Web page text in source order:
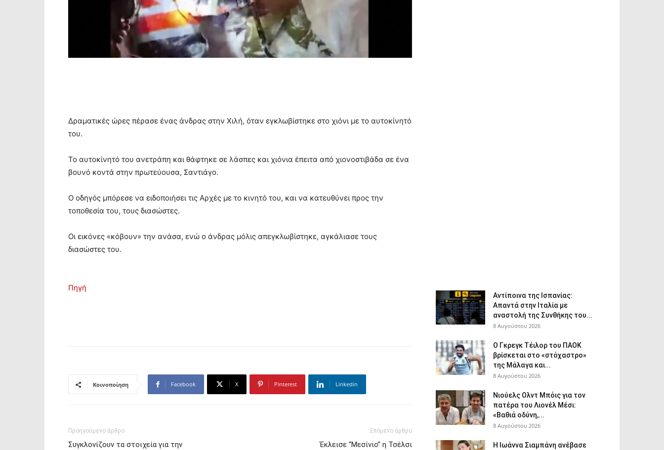
Δραματικές ώρες πέρασε ένας άνδρας στην Χιλή, όταν εγκλωβίστηκε στο χιόνι με το αυτοκίνητό
του.
Το αυτοκίνητό του ανετράπη και θάφτηκε σε λάσπες και χιόνια έπειτα από χιονοστιβάδα σε ένα
βουνό κοντά στην πρωτεύουσα, Σαντιάγο.
Ο οδηγός μπόρεσε να ειδοποιήσει τις Αρχές με το κινητό του, και να κατευθύνει προς την
τοποθεσία του, τους διασώστες.
Οι εικόνες «κόβουν» την ανάσα, ενώ ο άνδρας μόλις απεγκλωβίστηκε, αγκάλιασε τους
διασώστες του.
Πηγή
Κοινοποίηση Facebook X Pinterest Linkedin
Προηγούμενο άρθρο
Συγκλονίζουν τα στοιχεία για την
Επόμενο άρθρο
Έκλεισε “Μεσίνιο” η Τσέλσι
Αντίποινα της Ισπανίας:
Απαντά στην Ιταλία με
αναστολή της Συνθήκης του...
8 Αυγούστου 2026
Ο Γκρεγκ Τέιλορ του ΠΑΟΚ
βρίσκεται στο «στόχαστρο»
της Μάλαγα και...
8 Αυγούστου 2026
Νιούελς Ολντ Μπόις για τον
πατέρα του Λιονέλ Μέσι:
«Βαθιά οδύνη,...
8 Αυγούστου 2026
H Ιωάννα Σιαμπάνη ανέβασε